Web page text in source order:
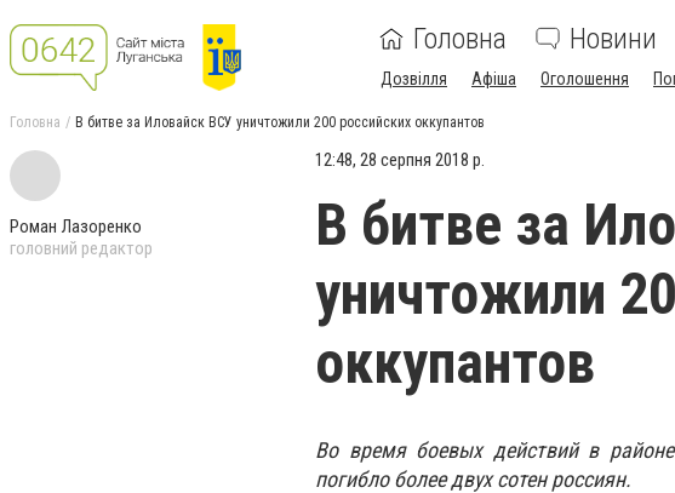
Головна Новини
Дозвілля Афіша Оголошення
Головна В битве за Иловайск ВСУ уничтожили 200 российских оккупантов
Роман Лазоренко
головний редактор
12:48, 28 серпня 2018 р.
В битве за
уничтожили
оккупантов
Во время боевых действий в
погибло более двух сотен россиян.